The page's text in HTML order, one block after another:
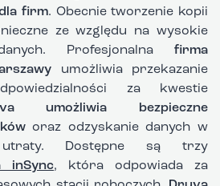
firm. Obecnie tworzenie kopii
ze względu na wysokie
Profesjonalna firma
umożliwia przekazanie
za kwestie
umożliwia bezpieczne
oraz odzyskanie danych w
Dostępne są trzy
inSync, która odpowiada za